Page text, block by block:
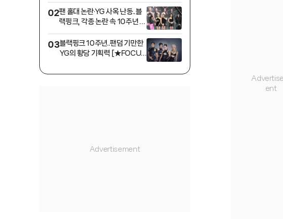
02팬 홀대 논란·YG 사옥 난동..블
랙핑크, 각종 논란 속 10주년 완
03블랙핑크 10주년..팬덤 기만한
YG의 황당 기획력 [★FOCU